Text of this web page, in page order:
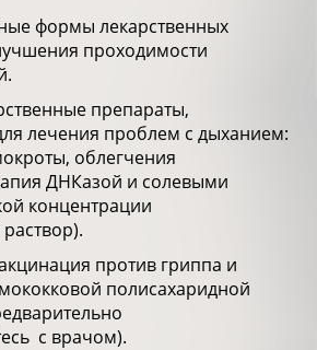
формы лекарственных
проходимости
препараты,
лечения проблем с дыханием:
облегчения
ДНКазой и солевыми
концентрации
против гриппа и
полисахаридной
с врачом).